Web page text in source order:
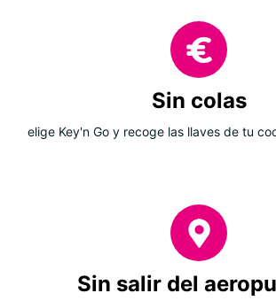
Sin colas
elige Key'n Go y recoge las llaves de tu
Sin salir del